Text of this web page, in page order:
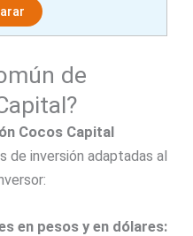
de
Cocos Capital
inversión adaptadas al
en pesos y en dólares: